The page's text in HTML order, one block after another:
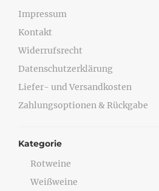
Impressum
Kontakt
Widerrufsrecht
Datenschutzerklärung
Liefer- und Versandkosten
Zahlungsoptionen & Rückgabe
Kategorie
Rotweine
Weißweine